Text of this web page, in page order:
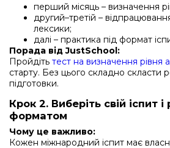
перший місяць – визначення
другий–третій –
лексики;
далі – практика під формат
Порада від JustSchool:
Пройдіть тест на визначення рівня
старту. Без цього складно скласти
підготовки.
Крок 2. Виберіть свій іспит і
форматом
Чому це важливо:
Кожен міжнародний іспит має